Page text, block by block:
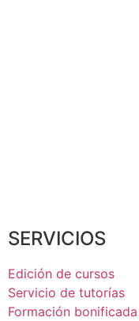
SERVICIOS
Edición de cursos
Servicio de tutorías
Formación bonificada